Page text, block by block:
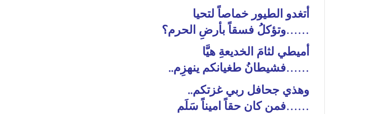
أتغدو الطيور خماصاً لتحيا
……وتؤكلُ فسقاً بأرضِ الحرم؟
أميطي لثامَ الخديعةِ هيَّا
……فشيطانُ طغيانكم ينهزِم..
وهذي جحافل ربي غزتكم..
……فمن كان حقاً اميناً سَلَم